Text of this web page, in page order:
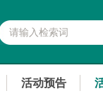
活动预告